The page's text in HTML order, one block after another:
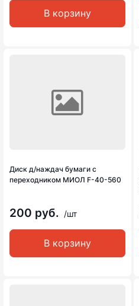
В корзину
Диск д/наждач бумаги с
переходником МИОЛ F-40-560
200 руб. /шт
В корзину